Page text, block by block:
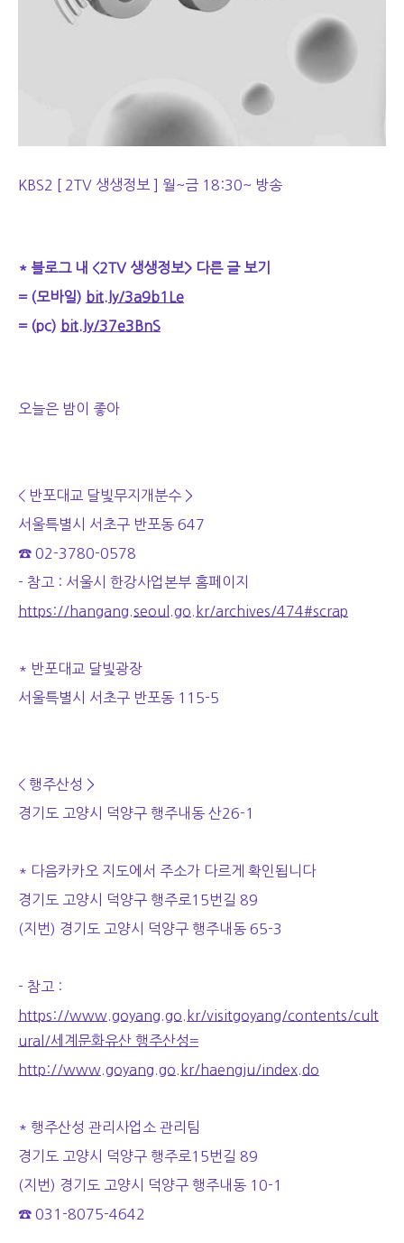
KBS2 [ 2TV 생생정보 ] 월~금 18:30~ 방송
* 블로그 내 <2TV 생생정보> 다른 글 보기
= (모바일) bit.ly/3a9b1Le
= (pc) bit.ly/37e3BnS
오늘은 밤이 좋아
< 반포대교 달빛무지개분수 >
서울특별시 서초구 반포동 647
☎ 02-3780-0578
- 참고 : 서울시 한강사업본부 홈페이지
https://hangang.seoul.go.kr/archives/474#scrap
* 반포대교 달빛광장
서울특별시 서초구 반포동 115-5
< 행주산성 >
경기도 고양시 덕양구 행주내동 산26-1
* 다음카카오 지도에서 주소가 다르게 확인됩니다
경기도 고양시 덕양구 행주로15번길 89
(지번) 경기도 고양시 덕양구 행주내동 65-3
- 참고 :
https://www.goyang.go.kr/visitgoyang/contents/cult
ural/세계문화유산 행주산성=
http://www.goyang.go.kr/haengju/index.do
* 행주산성 관리사업소 관리팀
경기도 고양시 덕양구 행주로15번길 89
(지번) 경기도 고양시 덕양구 행주내동 10-1
☎ 031-8075-4642